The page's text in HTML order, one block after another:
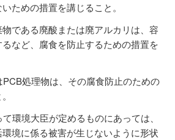
ための措置を講じること。
である廃酸または廃アルカリは、容
など、腐食を防止するための措置を
処理物は、その腐食防止のための
環境大臣が定めるものにあっては、
境に係る被害が生じないように形状